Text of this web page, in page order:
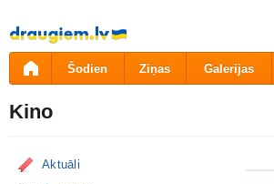
Pāriet
uz
saturu
Šodien Ziņas Galerijas
Kino
Aktuāli